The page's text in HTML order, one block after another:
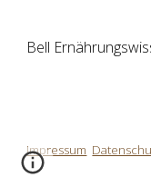
Bell
Impressum